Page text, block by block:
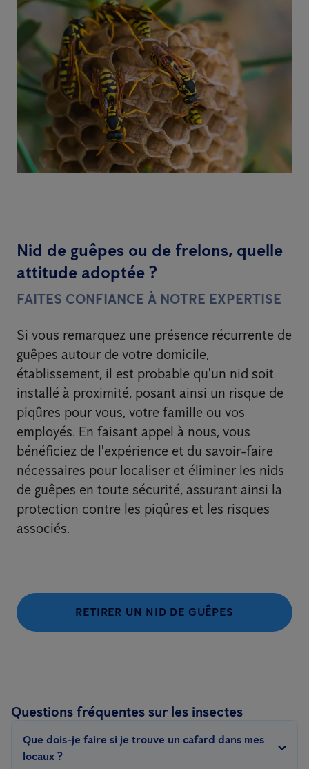
Nid de guêpes ou de frelons, quelle
attitude adoptée ?
FAITES CONFIANCE À NOTRE EXPERTISE
Si vous remarquez une présence récurrente de
guêpes autour de votre domicile,
établissement, il est probable qu'un nid soit
installé à proximité, posant ainsi un risque de
piqûres pour vous, votre famille ou vos
employés. En faisant appel à nous, vous
bénéficiez de l'expérience et du savoir-faire
nécessaires pour localiser et éliminer les nids
de guêpes en toute sécurité, assurant ainsi la
protection contre les piqûres et les risques
associés.
RETIRER UN NID DE GUÊPES
Questions fréquentes sur les insectes
Que dois-je faire si je trouve un cafard dans mes
locaux ?